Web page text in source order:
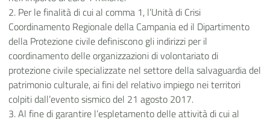
2. Per le finalità di cui al comma 1, l’Unità di Crisi
Coordinamento Regionale della Campania ed il Dipartimento
della Protezione civile definiscono gli indirizzi per il
coordinamento delle organizzazioni di volontariato di
protezione civile specializzate nel settore della salvaguardia del
patrimonio culturale, ai fini del relativo impiego nei territori
colpiti dall’evento sismico del 21 agosto 2017.
3. Al fine di garantire l’espletamento delle attività di cui al